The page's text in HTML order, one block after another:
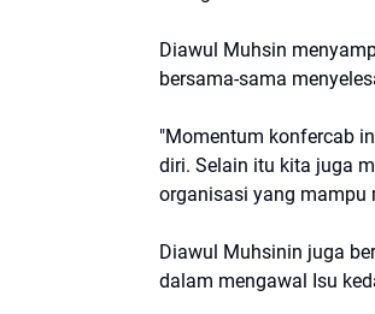
Diawul Muhsin
bersama-sama
"Momentum konfercab
diri. Selain itu kita juga
organisasi yang mampu
Diawul Muhsinin juga
dalam mengawal Isu